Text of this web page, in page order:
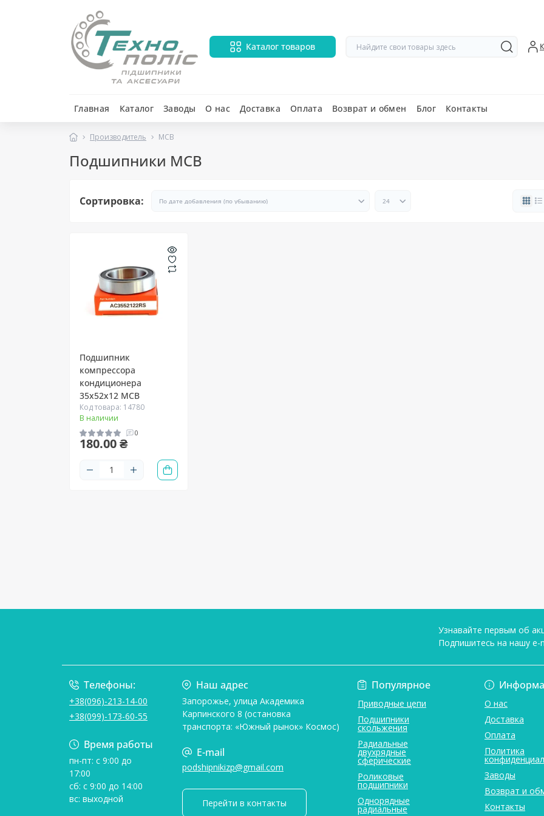
Каталог товаров
Главная Каталог Заводы О нас Доставка Оплата Возврат и обмен Блог Контакты
Производитель MCB
Подшипники MCB
Сортировка:
Подшипник
компрессора
кондиционера
35х52х12 MCB
Код товара: 14780
В наличии
0
180.00 ₴
Узнавайте первым об
Подпишитесь на нашу e-
Телефоны:
+38(096)-213-14-00
+38(099)-173-60-55
Время работы
пн-пт: с 9:00 до
17:00
сб: с 9:00 до 14:00
вс: выходной
Наш адрес
Запорожье, улица Академика
Карпинского 8 (остановка
транспорта: «Южный рынок» Космос)
E-mail
podshipnikizp@gmail.com
Перейти в контакты
Популярное
Приводные цепи
Подшипники
скольжения
Радиальные
двухрядные
сферические
Роликовые
подшипники
Однорядные
радиальные
О нас
Доставка
Оплата
Политика
Заводы
Возврат и
Контакты